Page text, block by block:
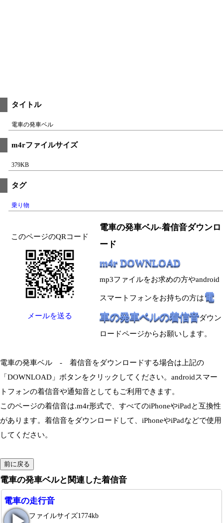
タイトル
電車の発車ベル
m4rファイルサイズ
379KB
タグ
乗り物
このページのQRコード
メールを送る
電車の発車ベル-着信音ダウンロ
ード
m4r DOWNLOAD
mp3ファイルをお求めの方やandroid
スマートフォンをお持ちの方は電
車の発車ベルの着信音ダウン
ロードページからお願いします。
電車の発車ベル - 着信音をダウンロードする場合は上記の
「DOWNLOAD」ボタンをクリックしてください。androidスマー
トフォンの着信音や通知音としてもご利用できます。
このページの着信音は.m4r形式で、すべてのiPhoneやiPadと互換性
があります。着信音をダウンロードして、iPhoneやiPadなどで使用
してください。
電車の発車ベルと関連した着信音
電車の走行音
ファイルサイズ1774kb